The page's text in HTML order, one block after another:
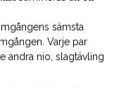
sämsta
Varje par
andra nio, slagtävling